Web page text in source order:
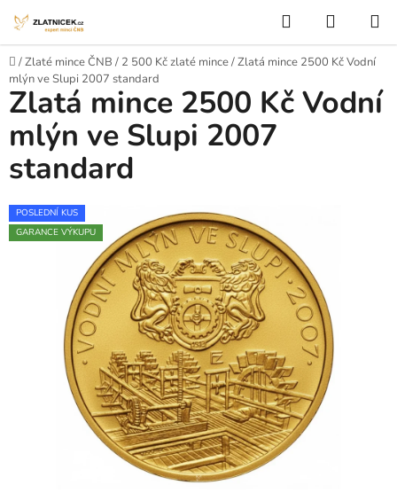
Hledat
Domů
/Zlaté mince ČNB / 2 500 Kč zlaté mince/Zlatá mince 2500 Kč Vodní
mlýn ve Slupi 2007 standard
Zlatá mince 2500 Kč Vodní
mlýn ve Slupi 2007
standard
POSLEDNÍ KUS
GARANCE VÝKUPU